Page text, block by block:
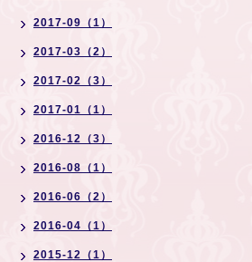
2017-09（1）
2017-03（2）
2017-02（3）
2017-01（1）
2016-12（3）
2016-08（1）
2016-06（2）
2016-04（1）
2015-12（1）